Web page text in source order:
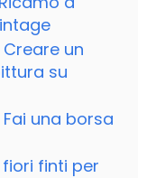
un
su
una borsa
fiori finti per